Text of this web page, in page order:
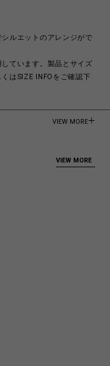
ルエットのアレンジがで
ています。製品とサイズ
はSIZE INFOをご確認下
VIEW MORE
VIEW MORE